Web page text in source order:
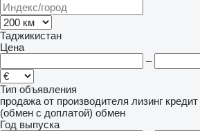
Таджикистан
Цена
–
Тип объявления
продажа от производителя лизинг кредит
(обмен с доплатой) обмен
Год выпуска